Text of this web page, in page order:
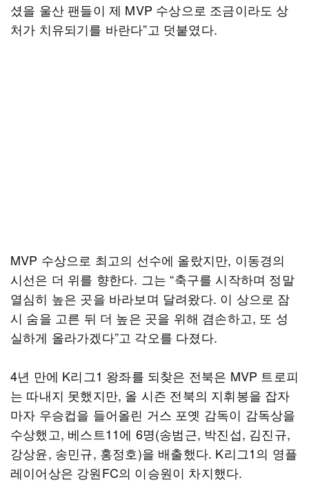
셨을 울산 팬들이 제 MVP 수상으로 조금이라도 상
처가 치유되기를 바란다”고 덧붙였다.
MVP 수상으로 최고의 선수에 올랐지만, 이동경의
시선은 더 위를 향한다. 그는 “축구를 시작하며 정말
열심히 높은 곳을 바라보며 달려왔다. 이 상으로 잠
시 숨을 고른 뒤 더 높은 곳을 위해 겸손하고, 또 성
실하게 올라가겠다”고 각오를 다졌다.
4년 만에 K리그1 왕좌를 되찾은 전북은 MVP 트로피
는 따내지 못했지만, 올 시즌 전북의 지휘봉을 잡자
마자 우승컵을 들어올린 거스 포옛 감독이 감독상을
수상했고, 베스트11에 6명(송범근, 박진섭, 김진규,
강상윤, 송민규, 홍정호)을 배출했다. K리그1의 영플
레이어상은 강원FC의 이승원이 차지했다.